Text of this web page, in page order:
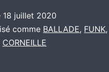
18 juillet 2020
comme BALLADE, FUNK,
CORNEILLE